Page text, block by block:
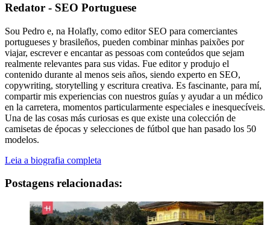
Redator - SEO Portuguese
Sou Pedro e, na Holafly, como editor SEO para comerciantes
portugueses y brasileños, pueden combinar minhas paixões por
viajar, escrever e encantar as pessoas com conteúdos que sejam
realmente relevantes para sus vidas. Fue editor y produjo el
contenido durante al menos seis años, siendo experto en SEO,
copywriting, storytelling y escritura creativa. Es fascinante, para mí,
compartir mis experiencias con nuestros guías y ayudar a un médico
en la carretera, momentos particularmente especiales e inesquecíveis.
Una de las cosas más curiosas es que existe una colección de
camisetas de épocas y selecciones de fútbol que han pasado los 50
modelos.
Leia a biografia completa
Postagens relacionadas: